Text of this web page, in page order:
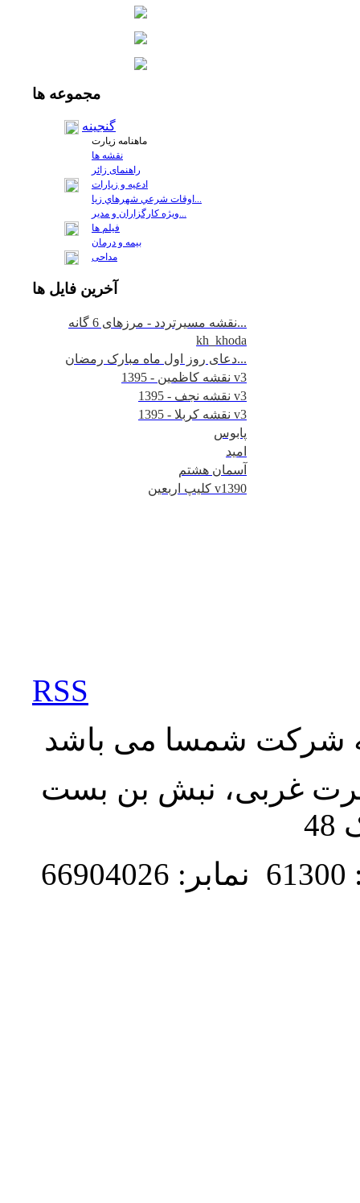
مجموعه ها
گنجینه
ماهنامه زیارت
نقشه ها
راهنمای زائر
ادعیه و زیارات
فيلم ها
بیمه و درمان
مداحی
آخرين فايل ها
نقشه مسیرتردد - مرزهای 6 گانه...
kh_khoda
دعای روز اول ماه مبارک رمضان...
نقشه کاظمین - 1395 v3
نقشه نجف - 1395 v3
نقشه کربلا - 1395 v3
پابوس
امید
آسمان هشتم
کلیپ اربعین v1390
RSS
شرکت شمسا می باشد
غربی، نبش بن بست